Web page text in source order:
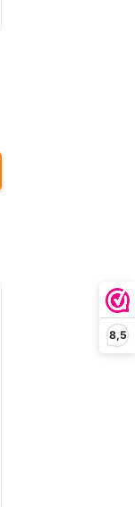
8,5